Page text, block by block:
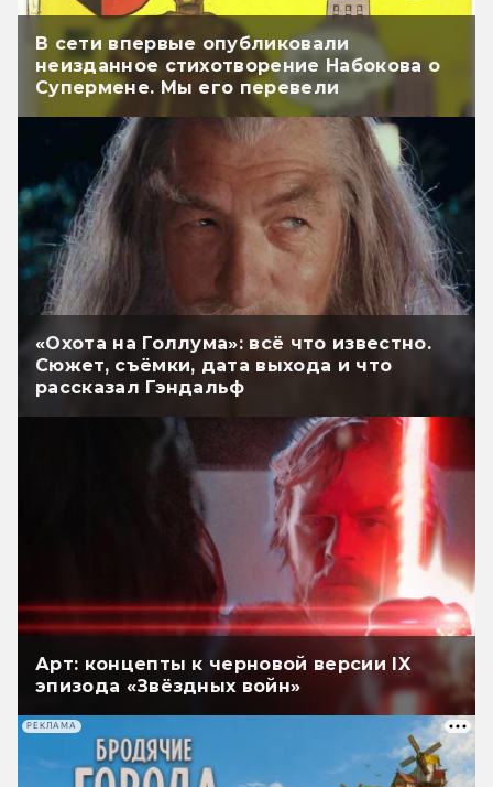
В сети впервые опубликовали
неизданное стихотворение Набокова о
Супермене. Мы его перевели
«Охота на Голлума»: всё что известно.
Сюжет, съёмки, дата выхода и что
рассказал Гэндальф
Арт: концепты к черновой версии IX
эпизода «Звёздных войн»
РЕКЛАМА